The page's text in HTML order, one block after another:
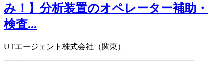
み！】分析装置のオペレーター補助・
検査...
UTエージェント株式会社（関東）